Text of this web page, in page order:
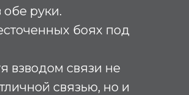
руки.
боях под
взводом связи не
связью, но и